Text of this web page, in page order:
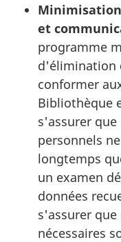
et
programme
d'élimination
conformer
Bibliothèque
s'assurer
personnels
longtemps
un examen
données
s'assurer
nécessaires